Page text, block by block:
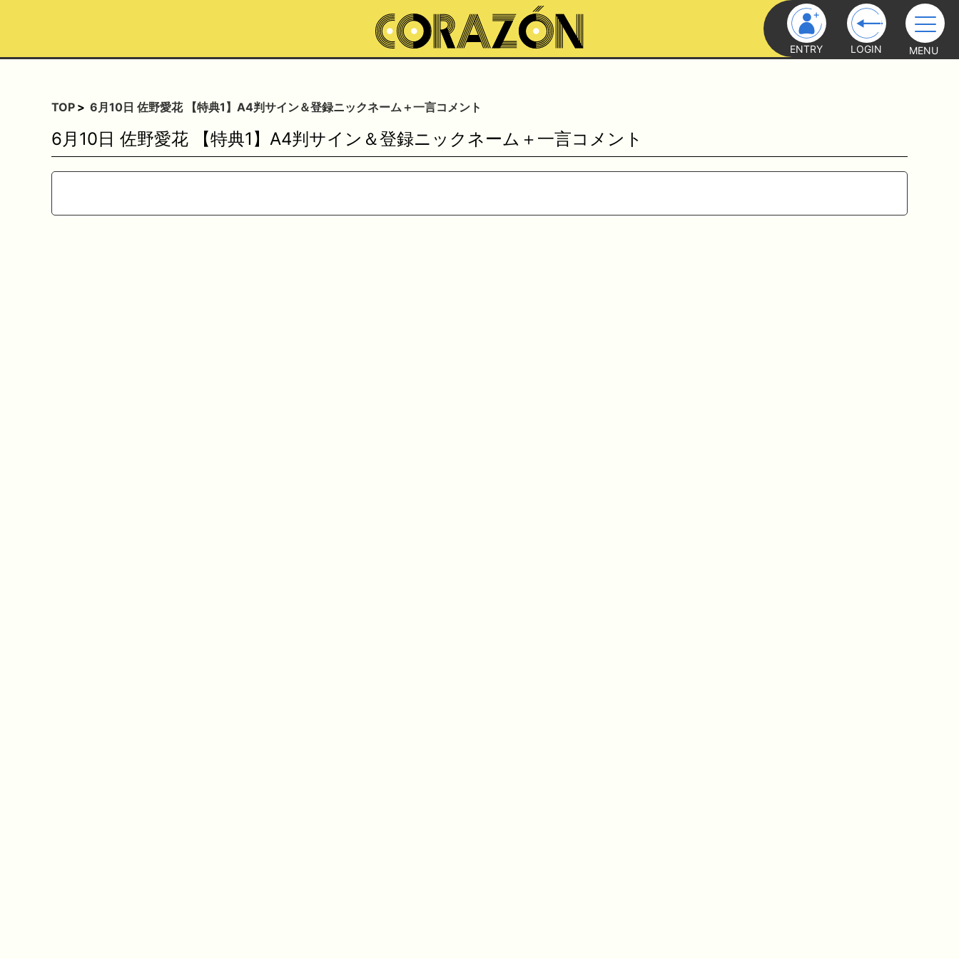
ENTRY LOGIN MENU
TOP 6月10日 佐野愛花 【特典1】A4判サイン＆登録ニックネーム＋一言コメント
6月10日 佐野愛花 【特典1】A4判サイン＆登録ニックネーム＋一言コメント